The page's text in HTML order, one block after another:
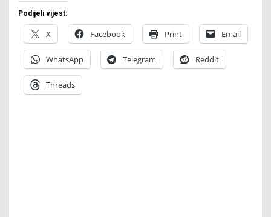
Podijeli vijest:
X Facebook Print Email
WhatsApp Telegram Reddit
Threads